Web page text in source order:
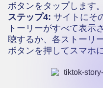
ボタンをタップします。
ステップ4: サイトにそ
トーリーがすべて表示
聴するか、各ストーリ
ボタンを押してスマホ